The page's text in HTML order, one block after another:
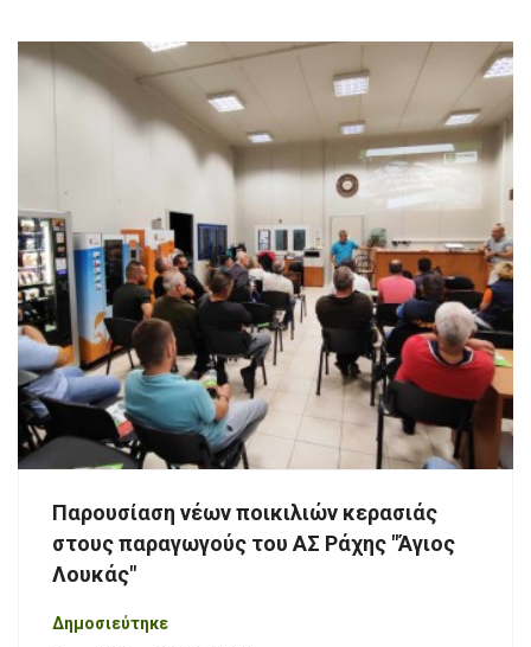
Παρουσίαση νέων ποικιλιών κερασιάς
στους παραγωγούς του ΑΣ Ράχης "Άγιος
Λουκάς"
Δημοσιεύτηκε